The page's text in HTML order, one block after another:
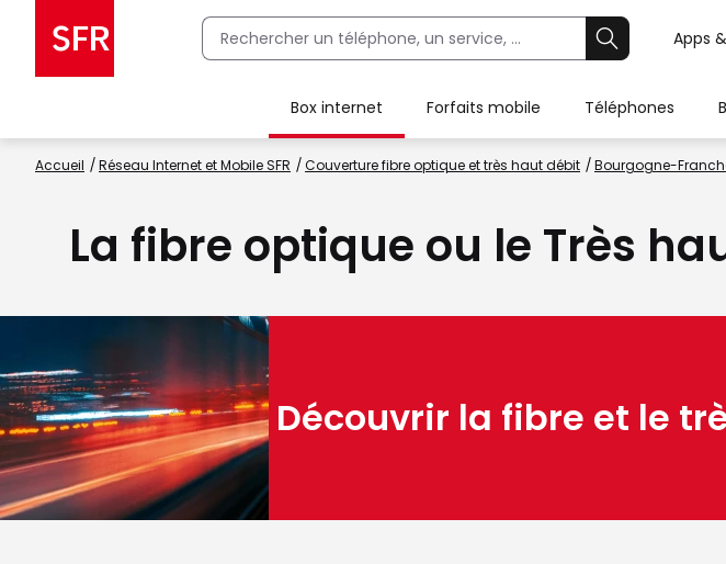
Apps
Box internet Forfaits mobile Téléphones
Accueil Réseau Internet et Mobile SFR Couverture fibre optique et très haut débit Bourgogne-
La fibre optique ou le Très
Découvrir la fibre et le